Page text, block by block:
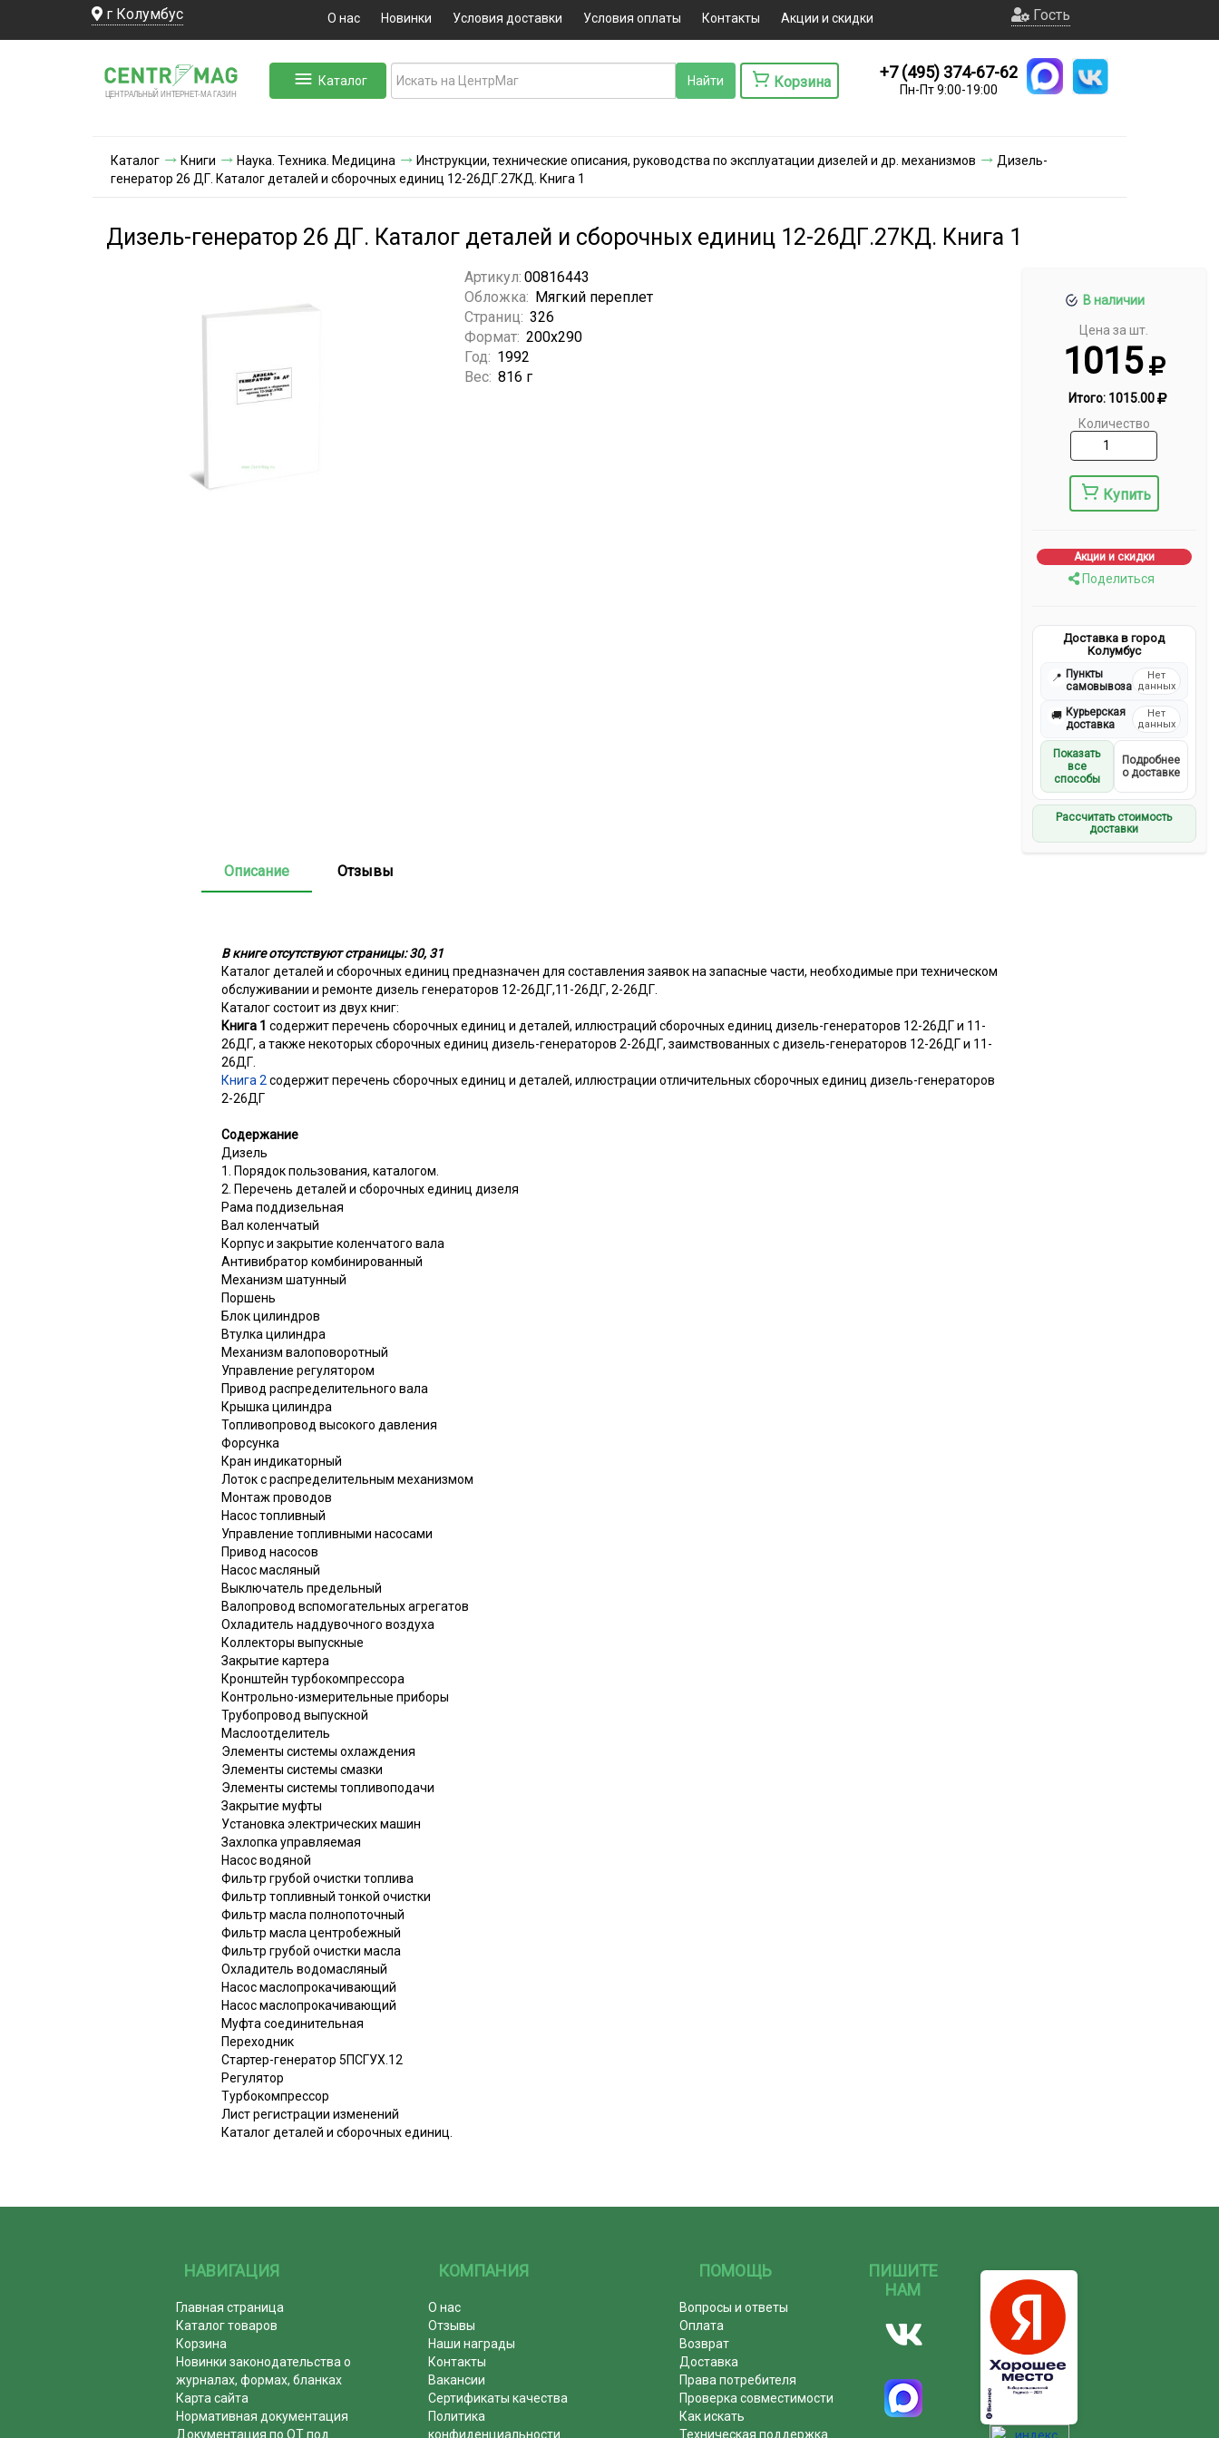
г Колумбус О нас Новинки Условия доставки Условия оплаты Контакты Акции и скидки Гость
ЦЕНТРАЛЬНЫЙ ИНТЕРНЕТ-МА ГАЗИН
Каталог Корзина
+7 (495) 374-67-62
Пн-Пт 9:00-19:00
Каталог Книги Наука. Техника. Медицина Инструкции, технические описания, руководства по эксплуатации дизелей и др. механизмов
Дизель-
генератор 26 ДГ. Каталог деталей и сборочных единиц 12-26ДГ.27КД. Книга 1
Дизель-генератор 26 ДГ. Каталог деталей и сборочных единиц 12-26ДГ.27КД. Книга 1
В наличии
Цена за шт.
1015
Итого: 1015.00
Количество
Купить
Акции и скидки
Поделиться
Доставка в город
Колумбус
📍 Пункты
самовывоза
Нет
данных
🚚 Курьерская
доставка
Нет
данных
Показать
все
способы
Подробнее
о доставке
Рассчитать стоимость
доставки
Артикул: 00816443
Обложка: Мягкий переплет
Страниц: 326
Формат: 200х290
Год: 1992
Вес: 816 г
Описание Отзывы
В книге отсутствуют страницы: 30, 31
Каталог деталей и сборочных единиц предназначен для составления заявок на запасные части, необходимые при техническом
обслуживании и ремонте дизель генераторов 12-26ДГ,11-26ДГ, 2-26ДГ.
Каталог состоит из двух книг:
Книга 1 содержит перечень сборочных единиц и деталей, иллюстраций сборочных единиц дизель-генераторов 12-26ДГ и 11-
26ДГ, а также некоторых сборочных единиц дизель-генераторов 2-26ДГ, заимствованных с дизель-генераторов 12-26ДГ и 11-
26ДГ.
Книга 2 содержит перечень сборочных единиц и деталей, иллюстрации отличительных сборочных единиц дизель-генераторов
2-26ДГ
Содержание
Дизель
1. Порядок пользования, каталогом.
2. Перечень деталей и сборочных единиц дизеля
Рама поддизельная
Вал коленчатый
Корпус и закрытие коленчатого вала
Антивибратор комбинированный
Механизм шатунный
Поршень
Блок цилиндров
Втулка цилиндра
Механизм валоповоротный
Управление регулятором
Привод распределительного вала
Крышка цилиндра
Топливопровод высокого давления
Форсунка
Кран индикаторный
Лоток с распределительным механизмом
Монтаж проводов
Насос топливный
Управление топливными насосами
Привод насосов
Насос масляный
Выключатель предельный
Валопровод вспомогательных агрегатов
Охладитель наддувочного воздуха
Коллекторы выпускные
Закрытие картера
Кронштейн турбокомпрессора
Контрольно-измерительные приборы
Трубопровод выпускной
Маслоотделитель
Элементы системы охлаждения
Элементы системы смазки
Элементы системы топливоподачи
Закрытие муфты
Установка электрических машин
Захлопка управляемая
Насос водяной
Фильтр грубой очистки топлива
Фильтр топливный тонкой очистки
Фильтр масла полнопоточный
Фильтр масла центробежный
Фильтр грубой очистки масла
Охладитель водомасляный
Насос маслопрокачивающий
Насос маслопрокачивающий
Муфта соединительная
Переходник
Стартер-генератор 5ПСГУХ.12
Регулятор
Турбокомпрессор
Лист регистрации изменений
Каталог деталей и сборочных единиц.
НАВИГАЦИЯ
Главная страница
Каталог товаров
Корзина
Новинки законодательства о
журналах, формах, бланках
Карта сайта
Нормативная документация
Документация по ОТ под
КОМПАНИЯ
О нас
Отзывы
Наши награды
Контакты
Вакансии
Сертификаты качества
Политика
конфиденциальности
ПОМОЩЬ
Вопросы и ответы
Оплата
Возврат
Доставка
Права потребителя
Проверка совместимости
Как искать
Техническая поддержка
ПИШИТЕ
НАМ